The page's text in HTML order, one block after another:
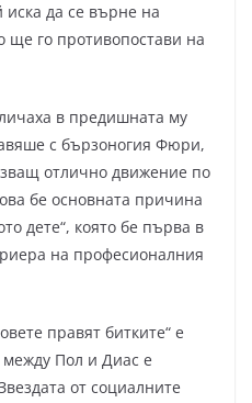
да се върне на
ще го противопостави на
в предишната му
с бързоногия Фюри,
отлично движение по
бе основната причина
дете“, която бе първа в
на професионалния
правят битките“ е
Пол и Диас е
от социалните